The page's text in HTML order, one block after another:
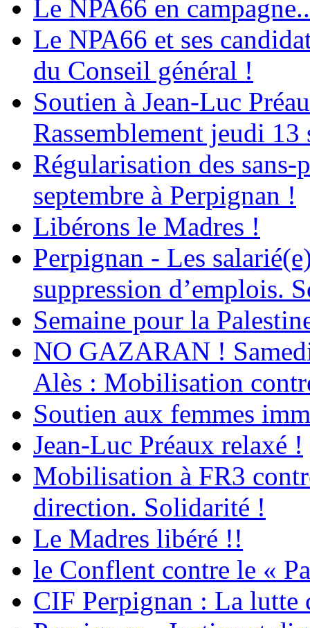
Le NPA66 en
Le NPA66 et ses
du Conseil général !
Soutien à Jean-Luc
Rassemblement jeudi 13
Régularisation des
septembre à Perpignan !
Libérons le Madres !
Perpignan - Les
suppression d’emplois.
Semaine pour la
NO GAZARAN !
Alès : Mobilisation
Soutien aux femmes
Jean-Luc Préaux relaxé !
Mobilisation à FR3
direction. Solidarité !
Le Madres libéré !!
le Conflent contre le «
CIF Perpignan : La lutte